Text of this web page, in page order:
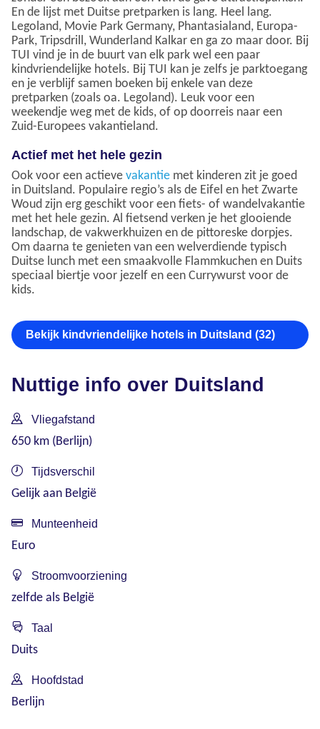
En de lijst met Duitse pretparken is lang. Heel lang.
Legoland, Movie Park Germany, Phantasialand, Europa-
Park, Tripsdrill, Wunderland Kalkar en ga zo maar door. Bij
TUI vind je in de buurt van elk park wel een paar
kindvriendelijke hotels. Bij TUI kan je zelfs je parktoegang
en je verblijf samen boeken bij enkele van deze
pretparken (zoals oa. Legoland). Leuk voor een
weekendje weg met de kids, of op doorreis naar een
Zuid-Europees vakantieland.
Actief met het hele gezin
Ook voor een actieve vakantie met kinderen zit je goed
in Duitsland. Populaire regio’s als de Eifel en het Zwarte
Woud zijn erg geschikt voor een fiets- of wandelvakantie
met het hele gezin. Al fietsend verken je het glooiende
landschap, de vakwerkhuizen en de pittoreske dorpjes.
Om daarna te genieten van een welverdiende typisch
Duitse lunch met een smaakvolle Flammkuchen en Duits
speciaal biertje voor jezelf en een Currywurst voor de
kids.
Bekijk kindvriendelijke hotels in Duitsland (32)
Nuttige info over Duitsland
Vliegafstand
650 km (Berlijn)
Tijdsverschil
Gelijk aan België
Munteenheid
Euro
Stroomvoorziening
zelfde als België
Taal
Duits
Hoofdstad
Berlijn